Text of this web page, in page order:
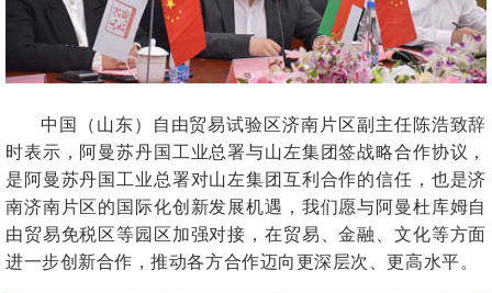
中国（山东）自由贸易试验区济南片区副主任陈浩致辞
时表示，阿曼苏丹国工业总署与山左集团签战略合作协议，
是阿曼苏丹国工业总署对山左集团互利合作的信任，也是济
南济南片区的国际化创新发展机遇，我们愿与阿曼杜库姆自
由贸易免税区等园区加强对接，在贸易、金融、文化等方面
进一步创新合作，推动各方合作迈向更深层次、更高水平。